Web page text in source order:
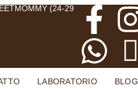
(24-29
LABORATORIO BLOG